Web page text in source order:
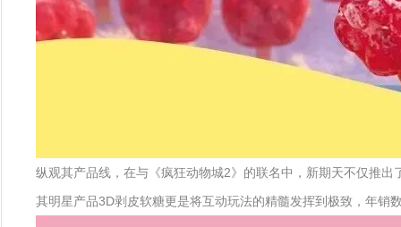
纵观其产品线，在与《疯狂动物城2》的联名中，新期天不仅推
其明星产品3D剥皮软糖更是将互动玩法的精髓发挥到极致，年销